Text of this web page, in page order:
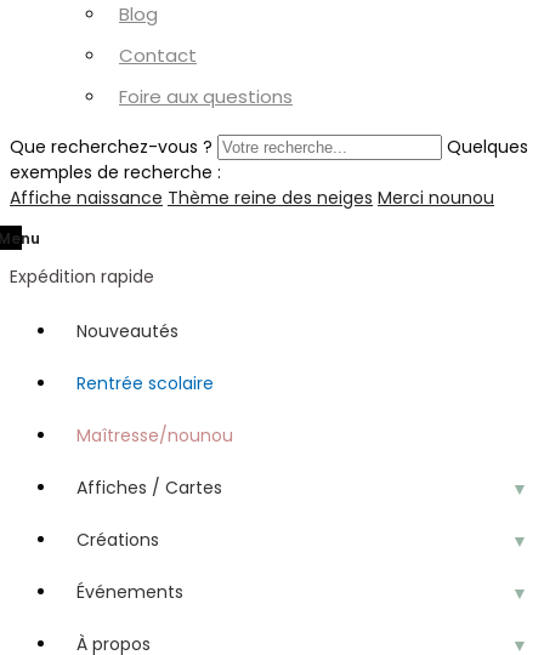
Blog
Contact
Foire aux questions
Que recherchez-vous ?
Quelques
exemples de recherche :
Affiche naissance Thème reine des neiges Merci nounou
Expédition rapide
Nouveautés
Rentrée scolaire
Maîtresse/nounou
Affiches / Cartes ▼
Créations ▼
Événements ▼
À propos ▼